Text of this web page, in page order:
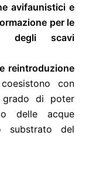
avifaunistici e
per le
degli scavi
reintroduzione
con
grado di poter
delle acque
substrato del